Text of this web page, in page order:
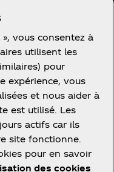
et des
des produits et
The Coca‑Cola
vous consentez à
utilisent les
pour
expérience, vous
et nous aider à
est utilisé. Les
actifs car ils
site fonctionne.
pour en savoir
des cookies